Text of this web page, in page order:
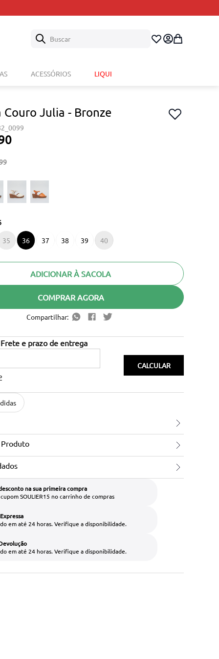
Buscar
ACESSÓRIOS LIQUI
Couro Julia - Bronze
35 36 37 38 39 40
ADICIONAR À SACOLA
COMPRAR AGORA
Compartilhar:
na sua primeira compra
SOULIER15 no carrinho de compras
em até 24 horas. Verifique a disponibilidade.
em até 24 horas. Verifique a disponibilidade.